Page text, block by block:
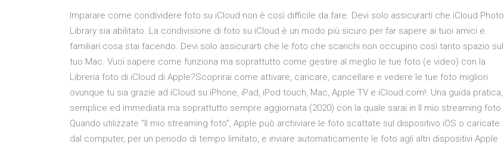
Imparare come condividere foto su iCloud non è così difficile da fare. Devi solo assicurarti che iCloud Photo
Library sia abilitato. La condivisione di foto su iCloud è un modo più sicuro per far sapere ai tuoi amici e
familiari cosa stai facendo. Devi solo assicurarti che le foto che scarichi non occupino così tanto spazio sul
tuo Mac. Vuoi sapere come funziona ma soprattutto come gestire al meglio le tue foto (e video) con la
Libreria foto di iCloud di Apple?Scoprirai come attivare, caricare, cancellare e vedere le tue foto migliori
ovunque tu sia grazie ad iCloud su iPhone, iPad, iPod touch, Mac, Apple TV e iCloud.com!. Una guida pratica,
semplice ed immediata ma soprattutto sempre aggiornata (2020) con la quale sarai in Il mio streaming foto
Quando utilizzate “Il mio streaming foto”, Apple può archiviare le foto scattate sul dispositivo iOS o caricate
dal computer, per un periodo di tempo limitato, e inviare automaticamente le foto agli altri dispositivi Apple